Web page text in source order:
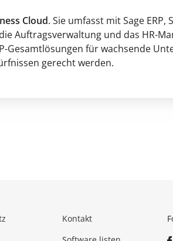
Cloud. Sie umfasst mit Sage ERP,
Auftragsverwaltung und das HR-
Gesamtlösungen für wachsende
gerecht werden.
Kontakt